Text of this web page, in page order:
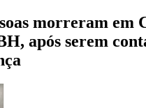
morreram em
após serem